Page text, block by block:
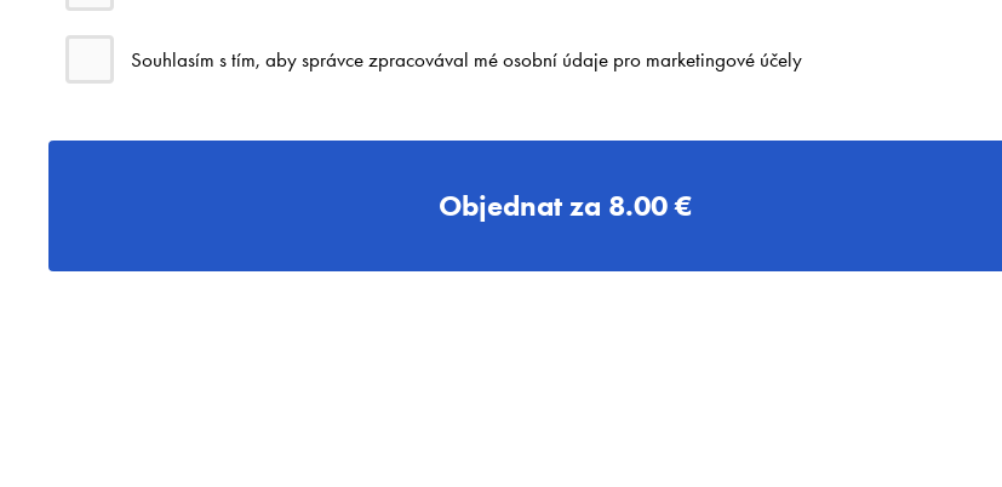
Souhlasím s tím, aby správce zpracovával mé osobní údaje pro marketingové účely
Objednat za 8.00 €